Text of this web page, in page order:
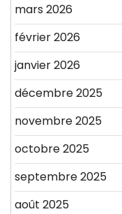
mars 2026
février 2026
janvier 2026
décembre 2025
novembre 2025
octobre 2025
septembre 2025
août 2025